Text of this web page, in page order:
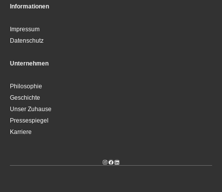
Informationen
Impressum
Datenschutz
Unternehmen
Philosophie
Geschichte
Unser Zuhause
Pressespiegel
Karriere
Instagram
Facebook
LinkedIn